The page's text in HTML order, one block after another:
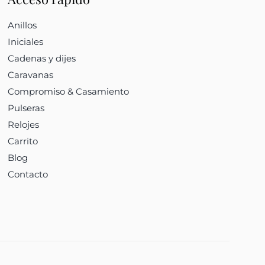
Anillos
Iniciales
Cadenas y dijes
Caravanas
Compromiso & Casamiento
Pulseras
Relojes
Carrito
Blog
Contacto